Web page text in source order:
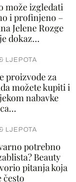
može izgledati
i profinjeno –
Jelene Rozge
dokaz...
LJEPOTA
proizvode za
možete kupiti i
nabavke
LJEPOTA
potrebno
Beauty
pitanja koja
često